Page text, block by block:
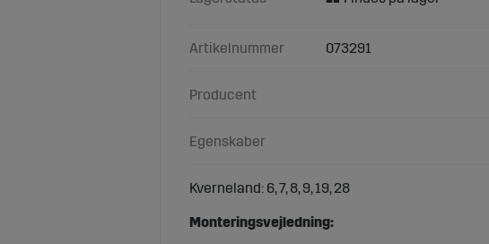
Artikelnummer 073291
Producent
Egenskaber
Kverneland: 6, 7, 8, 9, 19, 28
Monteringsvejledning: